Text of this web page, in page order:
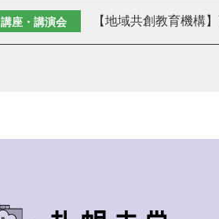
講座・講演会 【地域共創教育機構